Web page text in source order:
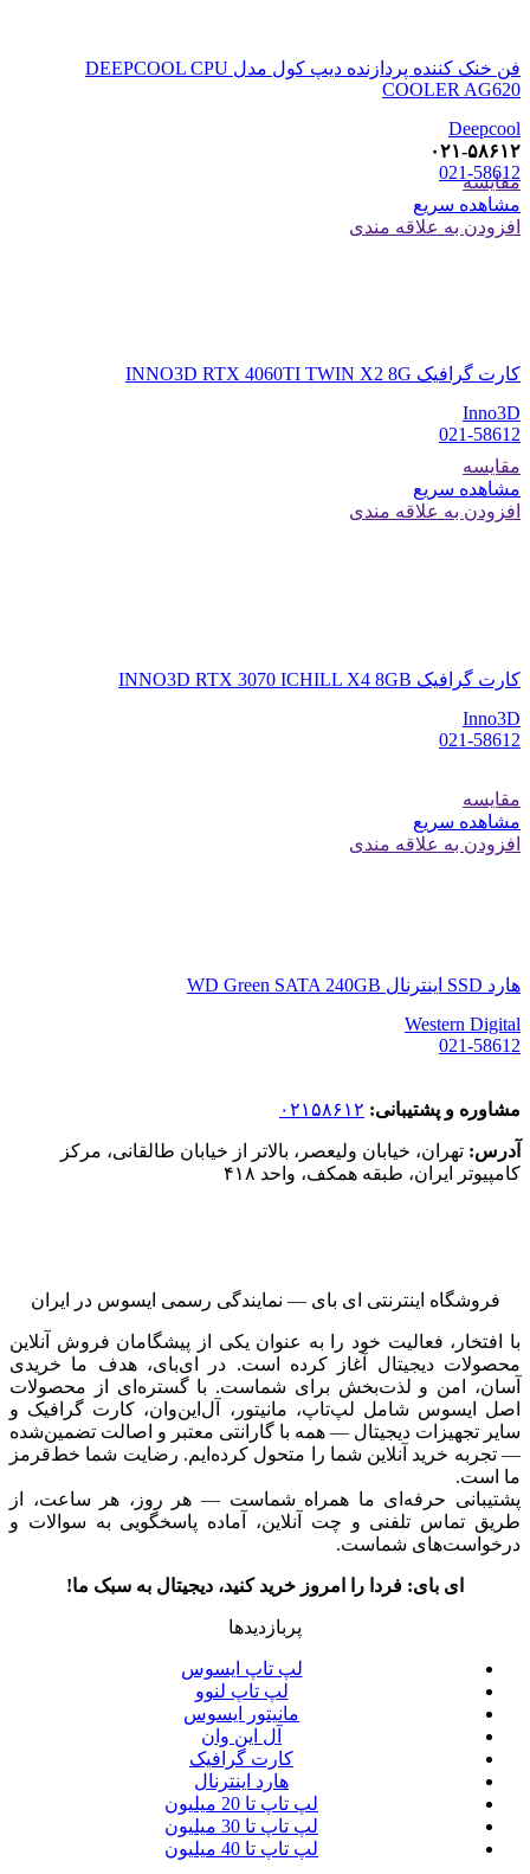
فن خنک کننده پردازنده دیپ کول مدل DEEPCOOL CPU
COOLER AG620
Deepcool
۰۲۱-۵۸۶۱۲
021-58612
مقایسه
مشاهده سریع
افزودن به علاقه مندی
کارت گرافیک INNO3D RTX 4060TI TWIN X2 8G
Inno3D
021-58612
مقایسه
مشاهده سریع
افزودن به علاقه مندی
کارت گرافیک INNO3D RTX 3070 ICHILL X4 8GB
Inno3D
021-58612
مقایسه
مشاهده سریع
افزودن به علاقه مندی
هارد SSD اینترنال WD Green SATA 240GB
Western Digital
021-58612
مشاوره و پشتیبانی: ۰۲۱۵۸۶۱۲
آدرس: تهران، خیابان ولیعصر، بالاتر از خیابان طالقانی، مرکز
کامپیوتر ایران، طبقه همکف، واحد ۴۱۸
فروشگاه اینترنتی ای‌ بای — نمایندگی رسمی ایسوس در ایران
با افتخار، فعالیت خود را به عنوان یکی از پیشگامان فروش آنلاین
محصولات دیجیتال آغاز کرده است. در ای‌بای، هدف ما خریدی
آسان، امن و لذت‌بخش برای شماست. با گستره‌ای از محصولات
اصل ایسوس شامل لپ‌تاپ، مانیتور، آل‌این‌وان، کارت گرافیک و
سایر تجهیزات دیجیتال — همه با گارانتی معتبر و اصالت تضمین‌شده
— تجربه خرید آنلاین شما را متحول کرده‌ایم. رضایت شما خط‌قرمز
ما است.
پشتیبانی حرفه‌ای ما همراه شماست — هر روز، هر ساعت، از
طریق تماس تلفنی و چت آنلاین، آماده پاسخگویی به سوالات و
درخواست‌های شماست.
ای بای: فردا را امروز خرید کنید، دیجیتال به سبک ما!
پربازدیدها
لپ تاپ ایسوس
لپ تاپ لنوو
مانیتور ایسوس
آل این وان
کارت گرافیک
هارد اینترنال
لپ تاپ تا 20 میلیون
لپ تاپ تا 30 میلیون
لپ تاپ تا 40 میلیون